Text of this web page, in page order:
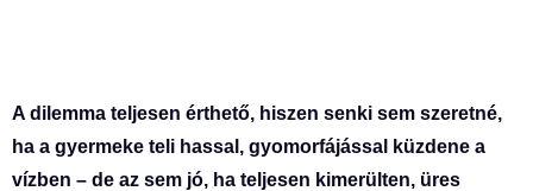
A dilemma teljesen érthető, hiszen senki sem szeretné,
ha a gyermeke teli hassal, gyomorfájással küzdene a
vízben – de az sem jó, ha teljesen kimerülten, üres